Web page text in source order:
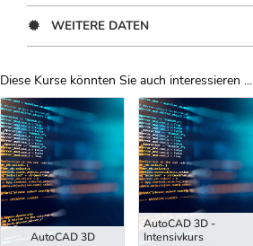
WEITERE DATEN
Diese Kurse könnten Sie auch interessieren ...
Uber Weiterbildungsvorschläge
AutoCAD 3D
AutoCAD 3D -
Intensivkurs